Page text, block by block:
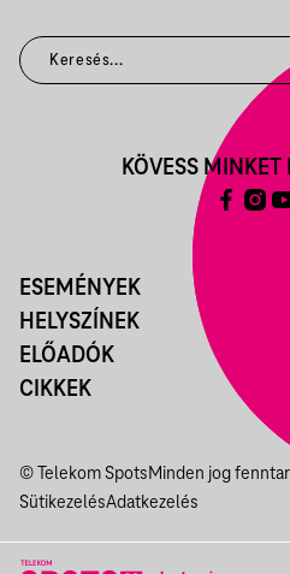
ESEMÉNYEK
HELYSZÍNEK
ELŐADÓK
CIKKEK
KÖVESS
© Telekom SpotsMinden jog
SütikezelésAdatkezelés